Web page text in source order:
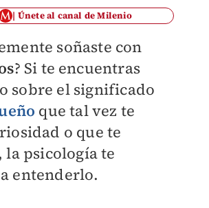
Únete al canal de Milenio
soñaste con
? Si te encuentras
sobre el significado
que tal vez te
o que te
psicología te
entenderlo.